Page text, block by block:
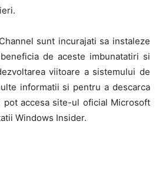
sunt incurajati sa instaleze
de aceste imbunatatiri si
viitoare a sistemului de
informatii si pentru a descarca
pot accesa site-ul oficial Microsoft
Windows Insider.